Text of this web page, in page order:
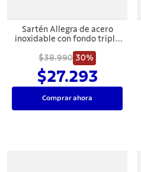
Sartén Allegra de acero
inoxidable con fondo triple
$38.990 30%
$27.293
Comprar ahora